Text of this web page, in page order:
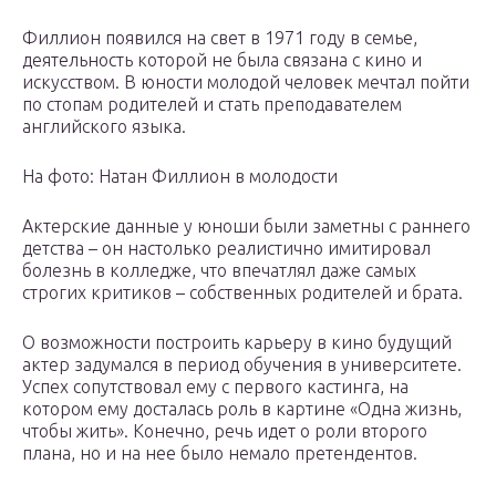
Филлион появился на свет в 1971 году в семье,
деятельность которой не была связана с кино и
искусством. В юности молодой человек мечтал пойти
по стопам родителей и стать преподавателем
английского языка.
На фото: Натан Филлион в молодости
Актерские данные у юноши были заметны с раннего
детства – он настолько реалистично имитировал
болезнь в колледже, что впечатлял даже самых
строгих критиков – собственных родителей и брата.
О возможности построить карьеру в кино будущий
актер задумался в период обучения в университете.
Успех сопутствовал ему с первого кастинга, на
котором ему досталась роль в картине «Одна жизнь,
чтобы жить». Конечно, речь идет о роли второго
плана, но и на нее было немало претендентов.